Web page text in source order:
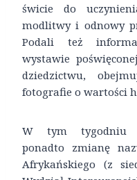
świcie do
modlitwy i odnowy
Podali też
wystawie
dziedzictwu,
fotografie o wartości
W tym tygodniu
ponadto zmianę
Afrykańskiego (z